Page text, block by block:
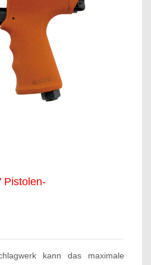
Pistolen-
kann das maximale